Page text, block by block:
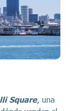
Square, una